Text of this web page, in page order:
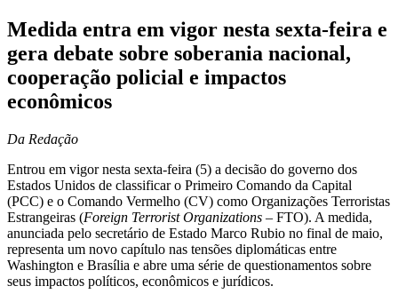
Medida entra em vigor nesta sexta-feira e
gera debate sobre soberania nacional,
cooperação policial e impactos
econômicos
Da Redação
Entrou em vigor nesta sexta-feira (5) a decisão do governo dos
Estados Unidos de classificar o Primeiro Comando da Capital
(PCC) e o Comando Vermelho (CV) como Organizações Terroristas
Estrangeiras (Foreign Terrorist Organizations – FTO). A medida,
anunciada pelo secretário de Estado Marco Rubio no final de maio,
representa um novo capítulo nas tensões diplomáticas entre
Washington e Brasília e abre uma série de questionamentos sobre
seus impactos políticos, econômicos e jurídicos.